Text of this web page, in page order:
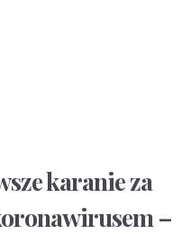
karanie za
–